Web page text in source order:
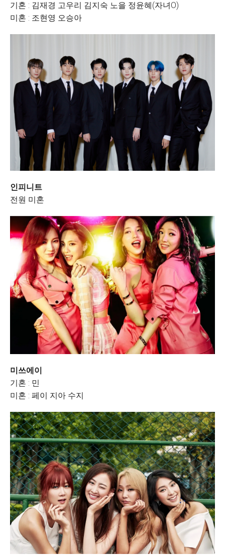
기혼 : 김재경 고우리 김지숙 노을 정윤혜(자녀O)
미혼 : 조현영 오승아
인피니트
전원 미혼
미쓰에이
기혼 : 민
미혼 : 페이 지아 수지